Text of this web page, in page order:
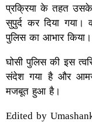
प्रक्रिया के तहत उसके
सुपुर्द कर दिया
पुलिस का आभार किया।
घोसी पुलिस की इस
संदेश गया है और
मजबूत हुआ है।
Edited by